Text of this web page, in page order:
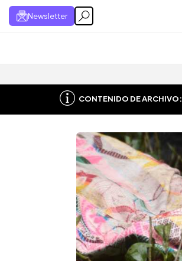
Newsletter
CONTENIDO DE ARCHIVO: